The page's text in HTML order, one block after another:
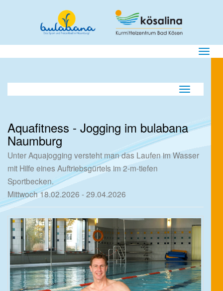
Menü
Navigation
Aquafitness - Jogging im bulabana
Naumburg
Unter Aquajogging versteht man das Laufen im Wasser
mit Hilfe eines Auftriebsgürtels im 2-m-tiefen
Sportbecken.
Mittwoch 18.02.2026 - 29.04.2026